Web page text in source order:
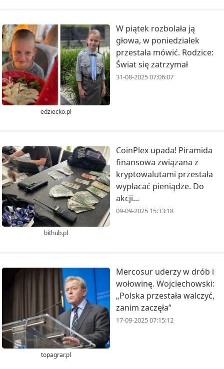
edziecko.pl
W piątek rozbolała ją
głowa, w poniedziałek
przestała mówić. Rodzice:
Świat się zatrzymał
31-08-2025 07:06:07
bithub.pl
CoinPlex upada! Piramida
finansowa związana z
kryptowalutami przestała
wypłacać pieniądze. Do
akcji...
09-09-2025 15:33:18
topagrar.pl
Mercosur uderzy w drób i
wołowinę. Wojciechowski:
„Polska przestała walczyć,
zanim zaczęła”
17-09-2025 07:15:12